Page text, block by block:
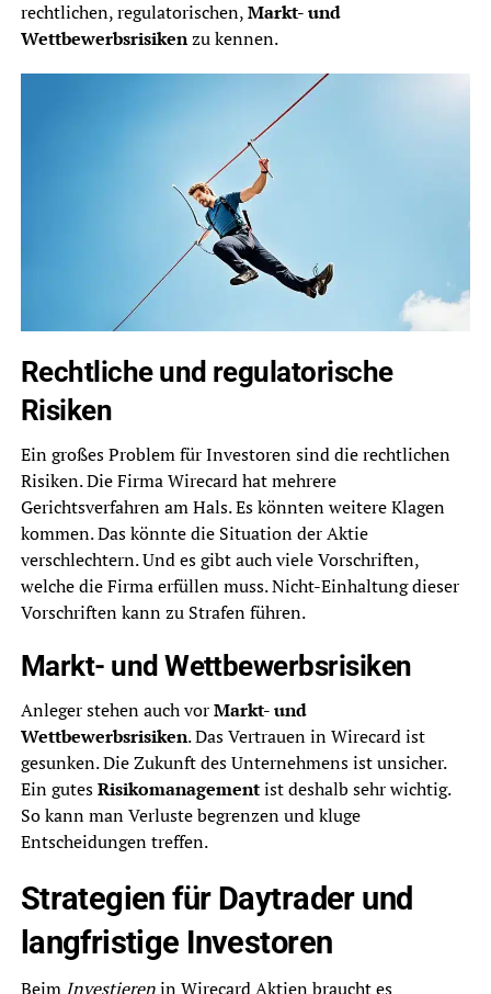
rechtlichen, regulatorischen,Markt- und
Wettbewerbsrisikenzu kennen.
Rechtliche und regulatorische
Risiken
Ein großes Problem für Investoren sind die rechtlichen
Risiken. Die Firma Wirecard hat mehrere
Gerichtsverfahren am Hals. Es könnten weitere Klagen
kommen. Das könnte die Situation der Aktie
verschlechtern. Und es gibt auch viele Vorschriften,
welche die Firma erfüllen muss. Nicht-Einhaltung dieser
Vorschriften kann zu Strafen führen.
Markt- und Wettbewerbsrisiken
Anleger stehen auch vorMarkt- und
Wettbewerbsrisiken. Das Vertrauen in Wirecard ist
gesunken. Die Zukunft des Unternehmens ist unsicher.
Ein gutesRisikomanagementist deshalb sehr wichtig.
So kann man Verluste begrenzen und kluge
Entscheidungen treffen.
Strategien für Daytrader und
langfristige Investoren
Beim Investierenin Wirecard Aktien braucht es